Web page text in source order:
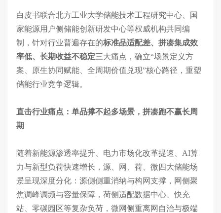
白皮书联合北方工业大学储能技术工程研究中心、国
家能源用户侧储能创新研发中心等权威机构共同编
制， 针对行业普遍存在的标准品适配差、拼凑集成效
率低、长期收益不稳定三大痛点，确立“场景定义方
案、原生协同赋能、全周期价值兑现”核心路径，重塑
储能行业竞争逻辑。
直击行业痛点：单品撑不起多场景，拼凑跑不赢长周
期
随着新能源渗透率提升、电力市场化改革提速、 AI算
力与新型负荷快速增长，源、网、荷、微四大储能场
景呈现深度分化：源侧侧重消纳与构网支撑，网侧聚
焦调峰调频与容量保障，荷侧适配数据中心、快充
站、零碳园区等复杂负荷，微网侧重离网自治与极端